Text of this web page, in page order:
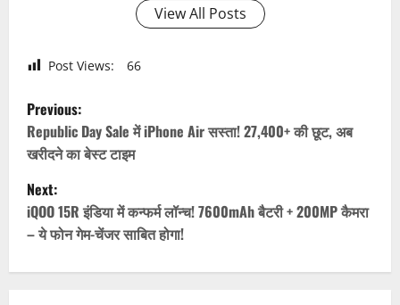
View All Posts
Post Views: 66
P
o
s
t
Previous:
Republic Day Sale में iPhone Air सस्ता! 27,400+ की छूट, अब
खरीदने का बेस्ट टाइम
Next:
iQOO 15R इंडिया में कन्फर्म लॉन्च! 7600mAh बैटरी + 200MP कैमरा
– ये फोन गेम-चेंजर साबित होगा!